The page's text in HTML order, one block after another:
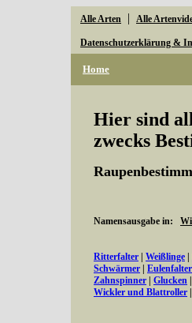
Alle Arten | Alle
Datenschutzerklärung &
Home
Hier sind
zwecks
Namensausgabe in:
Ritterfalter Weißlinge
Schwärmer
Eulenfalter
Zahnspinner
Glucken
Wickler und Blattroller